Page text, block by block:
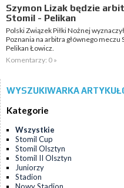
Szymon Lizak będzie
Stomil - Pelikan
Polski Związek Piłki Nożnej
Poznania na arbitra głównego meczu
Pelikan Łowicz.
Komentarzy: 0 »
WYSZUKIWARKA
Kategorie
Wszystkie
Stomil Cup
Stomil Olsztyn
Stomil II Olsztyn
Juniorzy
Stadion